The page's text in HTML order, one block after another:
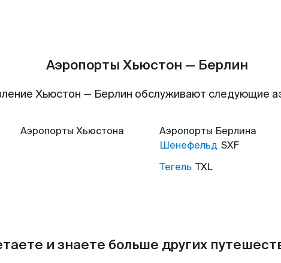
Аэропорты Хьюстон — Берлин
Хьюстон — Берлин обслуживают следующие
Аэропорты Хьюстона Аэропорты Берлина
Шенефельд SXF
Тегель TXL
и знаете больше других